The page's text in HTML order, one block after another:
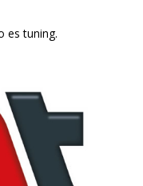
es tuning.